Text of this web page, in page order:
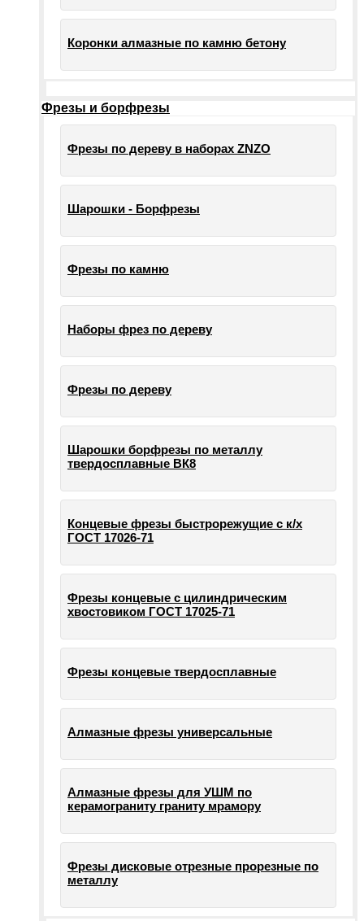
Коронки алмазные по камню бетону
Фрезы и борфрезы
Фрезы по дереву в наборах ZNZO
Шарошки - Борфрезы
Фрезы по камню
Наборы фрез по дереву
Фрезы по дереву
Шарошки борфрезы по металлу
твердосплавные ВК8
Концевые фрезы быстрорежущие с к/х
ГОСТ 17026-71
Фрезы концевые с цилиндрическим
хвостовиком ГОСТ 17025-71
Фрезы концевые твердосплавные
Алмазные фрезы универсальные
Алмазные фрезы для УШМ по
керамограниту граниту мрамору
Фрезы дисковые отрезные прорезные по
металлу